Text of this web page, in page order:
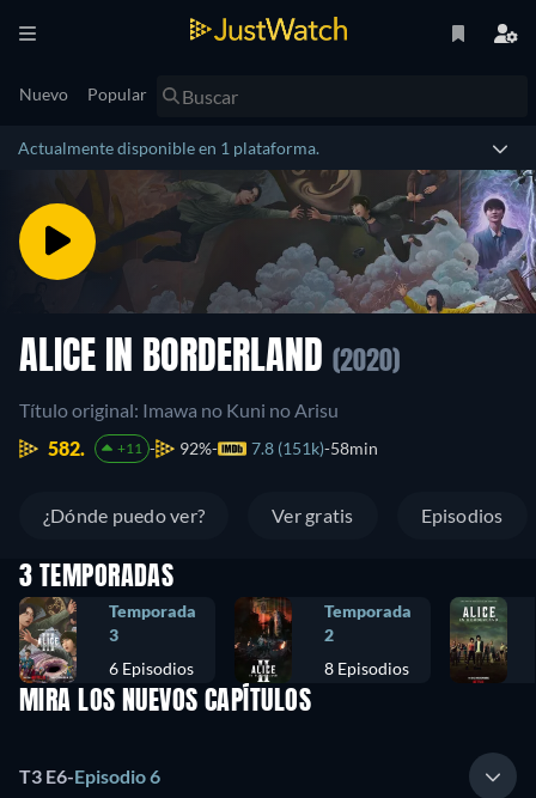
Nuevo Popular
Actualmente disponible en 1 plataforma.
ALICE IN BORDERLAND (2020)
Título original: Imawa no Kuni no Arisu
582.
+11 92% 7.8 (151k) 58min
¿Dónde puedo ver? Ver gratis Episodios
3 TEMPORADAS
Temporada
3
6 Episodios
Temporada
2
8 Episodios
MIRA LOS NUEVOS CAPÍTULOS
T3 E6-Episodio 6